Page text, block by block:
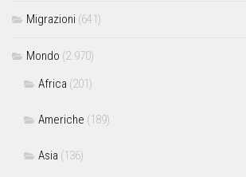
Migrazioni (641)
Mondo (2.970)
Africa (201)
Americhe (189)
Asia (136)